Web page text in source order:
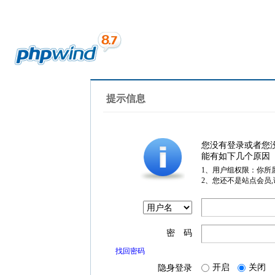
提示信息
您没有登录或者您
能有如下几个原因
1、用户组权限：你所
2、您还不是站点会员
密 码
找回密码
隐身登录 开启 关闭